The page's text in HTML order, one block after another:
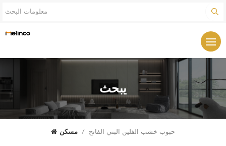
يبحث
مسكن / حبوب خشب الفلين البني الفاتح